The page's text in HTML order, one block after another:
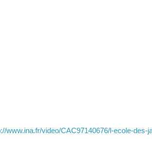
www.ina.fr/video/CAC97140676/l-ecole-des-